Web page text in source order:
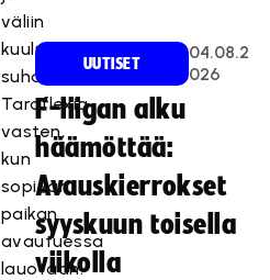
väliin
kuuluu
suhahdus
Taraflexia
vasten,
kun
sopivan
paikan
avautuessa
lauotaan.
UUTISET
04.08.2
026
F-liigan alku
häämöttää:
Avauskierrokset
syyskuun toisella
viikolla